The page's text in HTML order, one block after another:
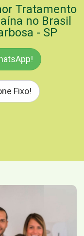
Tratamento
no Brasil
- SP
Fixo!